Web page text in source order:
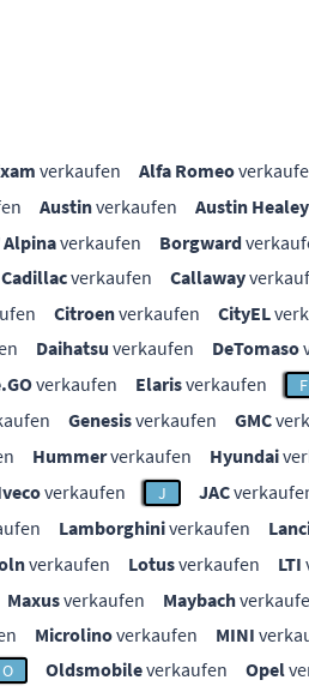
verkaufen Alfa Romeo
Austinverkaufen Austin Healey
Alpinaverkaufen Borgward
Cadillacverkaufen Callaway
Citroenverkaufen CityEL
Daihatsu verkaufen DeTomaso
verkaufen Elarisverkaufen F
Genesisverkaufen GMC
Hummerverkaufen Hyundai
verkaufen J JAC
Lamborghiniverkaufen
verkaufen Lotusverkaufen LTI
Maxusverkaufen Maybach
Microlinoverkaufen MINI
O Oldsmobileverkaufen Opel